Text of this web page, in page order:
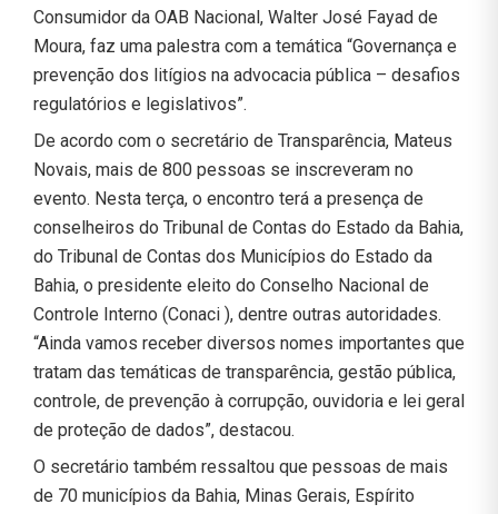
Consumidor da OAB Nacional, Walter José Fayad de
Moura, faz uma palestra com a temática “Governança e
prevenção dos litígios na advocacia pública – desafios
regulatórios e legislativos”.
De acordo com o secretário de Transparência, Mateus
Novais, mais de 800 pessoas se inscreveram no
evento. Nesta terça, o encontro terá a presença de
conselheiros do Tribunal de Contas do Estado da Bahia,
do Tribunal de Contas dos Municípios do Estado da
Bahia, o presidente eleito do Conselho Nacional de
Controle Interno (Conaci ), dentre outras autoridades.
“Ainda vamos receber diversos nomes importantes que
tratam das temáticas de transparência, gestão pública,
controle, de prevenção à corrupção, ouvidoria e lei geral
de proteção de dados”, destacou.
O secretário também ressaltou que pessoas de mais
de 70 municípios da Bahia, Minas Gerais, Espírito